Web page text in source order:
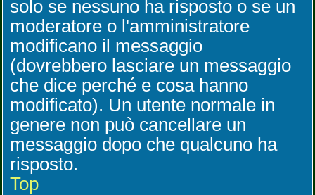
solo se nessuno ha risposto o se un
moderatore o l'amministratore
modificano il messaggio
(dovrebbero lasciare un messaggio
che dice perché e cosa hanno
modificato). Un utente normale in
genere non può cancellare un
messaggio dopo che qualcuno ha
risposto.
Top